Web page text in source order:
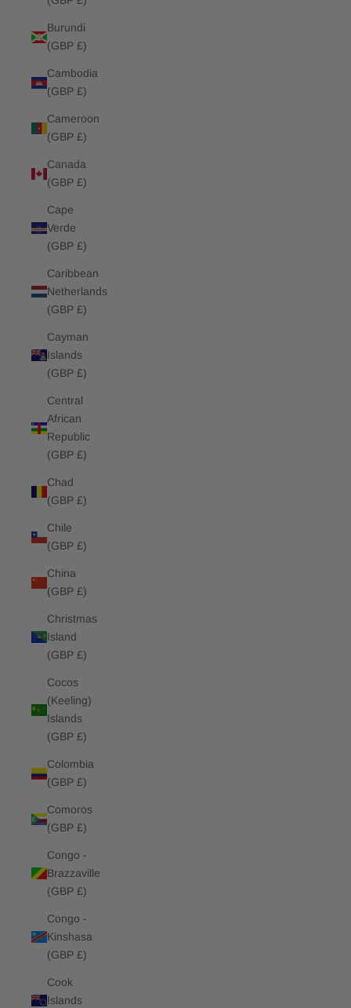
Burundi
(GBP £)
Cambodia
(GBP £)
Cameroon
(GBP £)
Canada
(GBP £)
Cape
Verde
(GBP £)
Caribbean
Netherlands
(GBP £)
Cayman
Islands
(GBP £)
Central
African
Republic
(GBP £)
Chad
(GBP £)
Chile
(GBP £)
China
(GBP £)
Christmas
Island
(GBP £)
Cocos
(Keeling)
Islands
(GBP £)
Colombia
(GBP £)
Comoros
(GBP £)
Congo -
Brazzaville
(GBP £)
Congo -
Kinshasa
(GBP £)
Cook
Islands